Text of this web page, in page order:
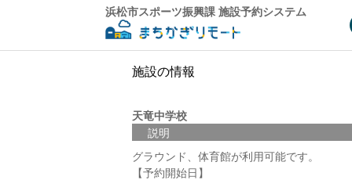
浜松市スポーツ振興課 施設予約システム
施設の情報
天竜中学校
説明
グラウンド、体育館が利用可能です。
【予約開始日】